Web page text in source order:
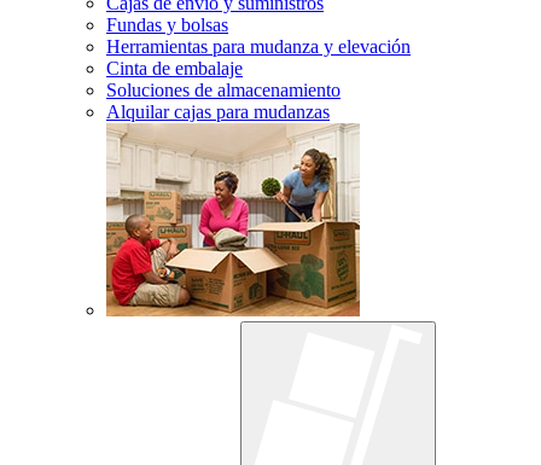
Fundas y bolsas
Herramientas para mudanza y elevación
Cinta de embalaje
Soluciones de almacenamiento
Alquilar cajas para mudanzas